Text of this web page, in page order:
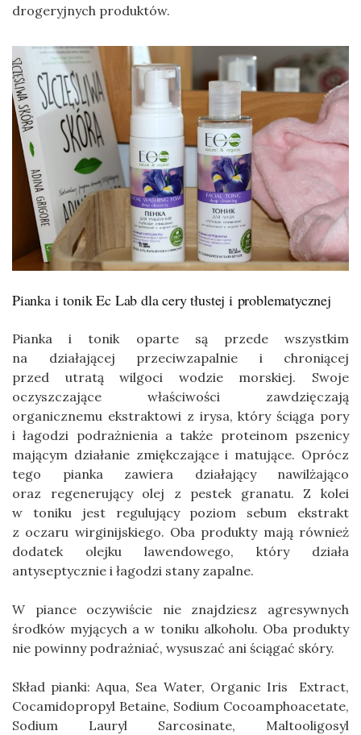
drogeryjnych produktów.
Pianka i tonik Ec Lab dla cery tłustej i problematycznej
Pianka i tonik oparte są przede wszystkim
na działającej przeciwzapalnie i chroniącej
przed utratą wilgoci wodzie morskiej. Swoje
oczyszczające właściwości zawdzięczają
organicznemu ekstraktowi z irysa, który ściąga pory
i łagodzi podrażnienia a także proteinom pszenicy
mającym działanie zmiękczające i matujące. Oprócz
tego pianka zawiera działający nawilżająco
oraz regenerujący olej z pestek granatu. Z kolei
w toniku jest regulujący poziom sebum ekstrakt
z oczaru wirginijskiego. Oba produkty mają również
dodatek olejku lawendowego, który działa
antyseptycznie i łagodzi stany zapalne.
W piance oczywiście nie znajdziesz agresywnych
środków myjących a w toniku alkoholu. Oba produkty
nie powinny podrażniać, wysuszać ani ściągać skóry.
Skład pianki: Aqua, Sea Water, Organic Iris Extract,
Cocamidopropyl Betaine, Sodium Cocoamphoacetate,
Sodium Lauryl Sarcosinate, Maltooligosyl